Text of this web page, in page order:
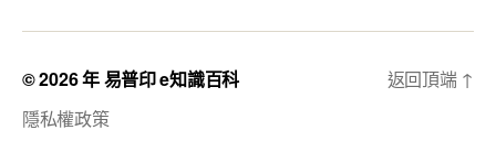
© 2026 年易普印 e知識百科
隱私權政策
返回頂端 ↑